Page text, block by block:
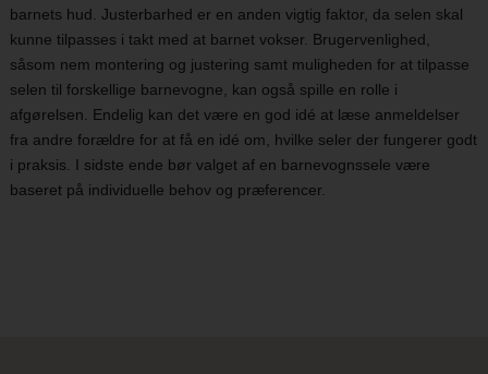
barnets hud. Justerbarhed er en anden vigtig faktor, da selen skal
kunne tilpasses i takt med at barnet vokser. Brugervenlighed,
såsom nem montering og justering samt muligheden for at tilpasse
selen til forskellige barnevogne, kan også spille en rolle i
afgørelsen. Endelig kan det være en god idé at læse anmeldelser
fra andre forældre for at få en idé om, hvilke seler der fungerer godt
i praksis. I sidste ende bør valget af en barnevognssele være
baseret på individuelle behov og præferencer.